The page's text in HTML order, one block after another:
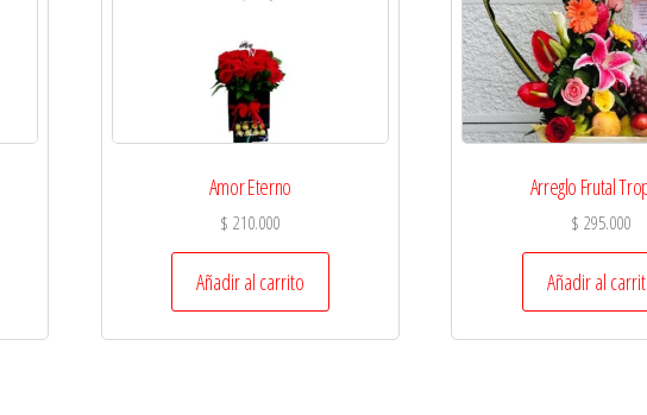
Amor Eterno
$ 210.000
Añadir al carrito
Arreglo Frutal
$ 295.000
Añadir al